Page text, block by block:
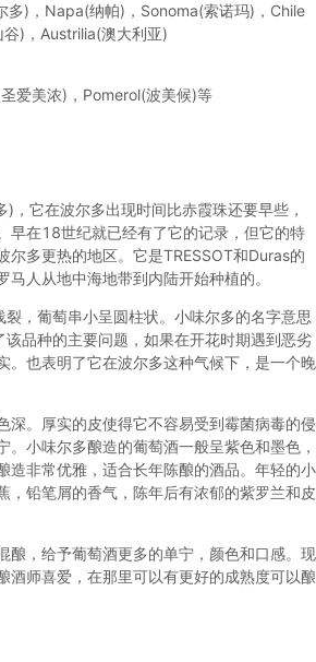
多)，Napa(纳帕)，Sonoma(索诺玛)，Chile
)，Austrilia(澳大利亚)
爱美浓)，Pomerol(波美候)等
，它在波尔多出现时间比赤霞珠还要早些，
早在18世纪就已经有了它的记录，但它的特
尔多更热的地区。它是TRESSOT和Duras的
人从地中海地带到内陆开始种植的。
，葡萄串小呈圆柱状。小味尔多的名字意思
该品种的主要问题，如果在开花时期遇到恶劣
。也表明了它在波尔多这种气候下，是一个晚
深。厚实的皮使得它不容易受到霉菌病毒的侵
。小味尔多酿造的葡萄酒一般呈紫色和墨色，
造非常优雅，适合长年陈酿的酒品。年轻的小
，铅笔屑的香气，陈年后有浓郁的紫罗兰和皮
酿，给予葡萄酒更多的单宁，颜色和口感。现
酒师喜爱，在那里可以有更好的成熟度可以酿